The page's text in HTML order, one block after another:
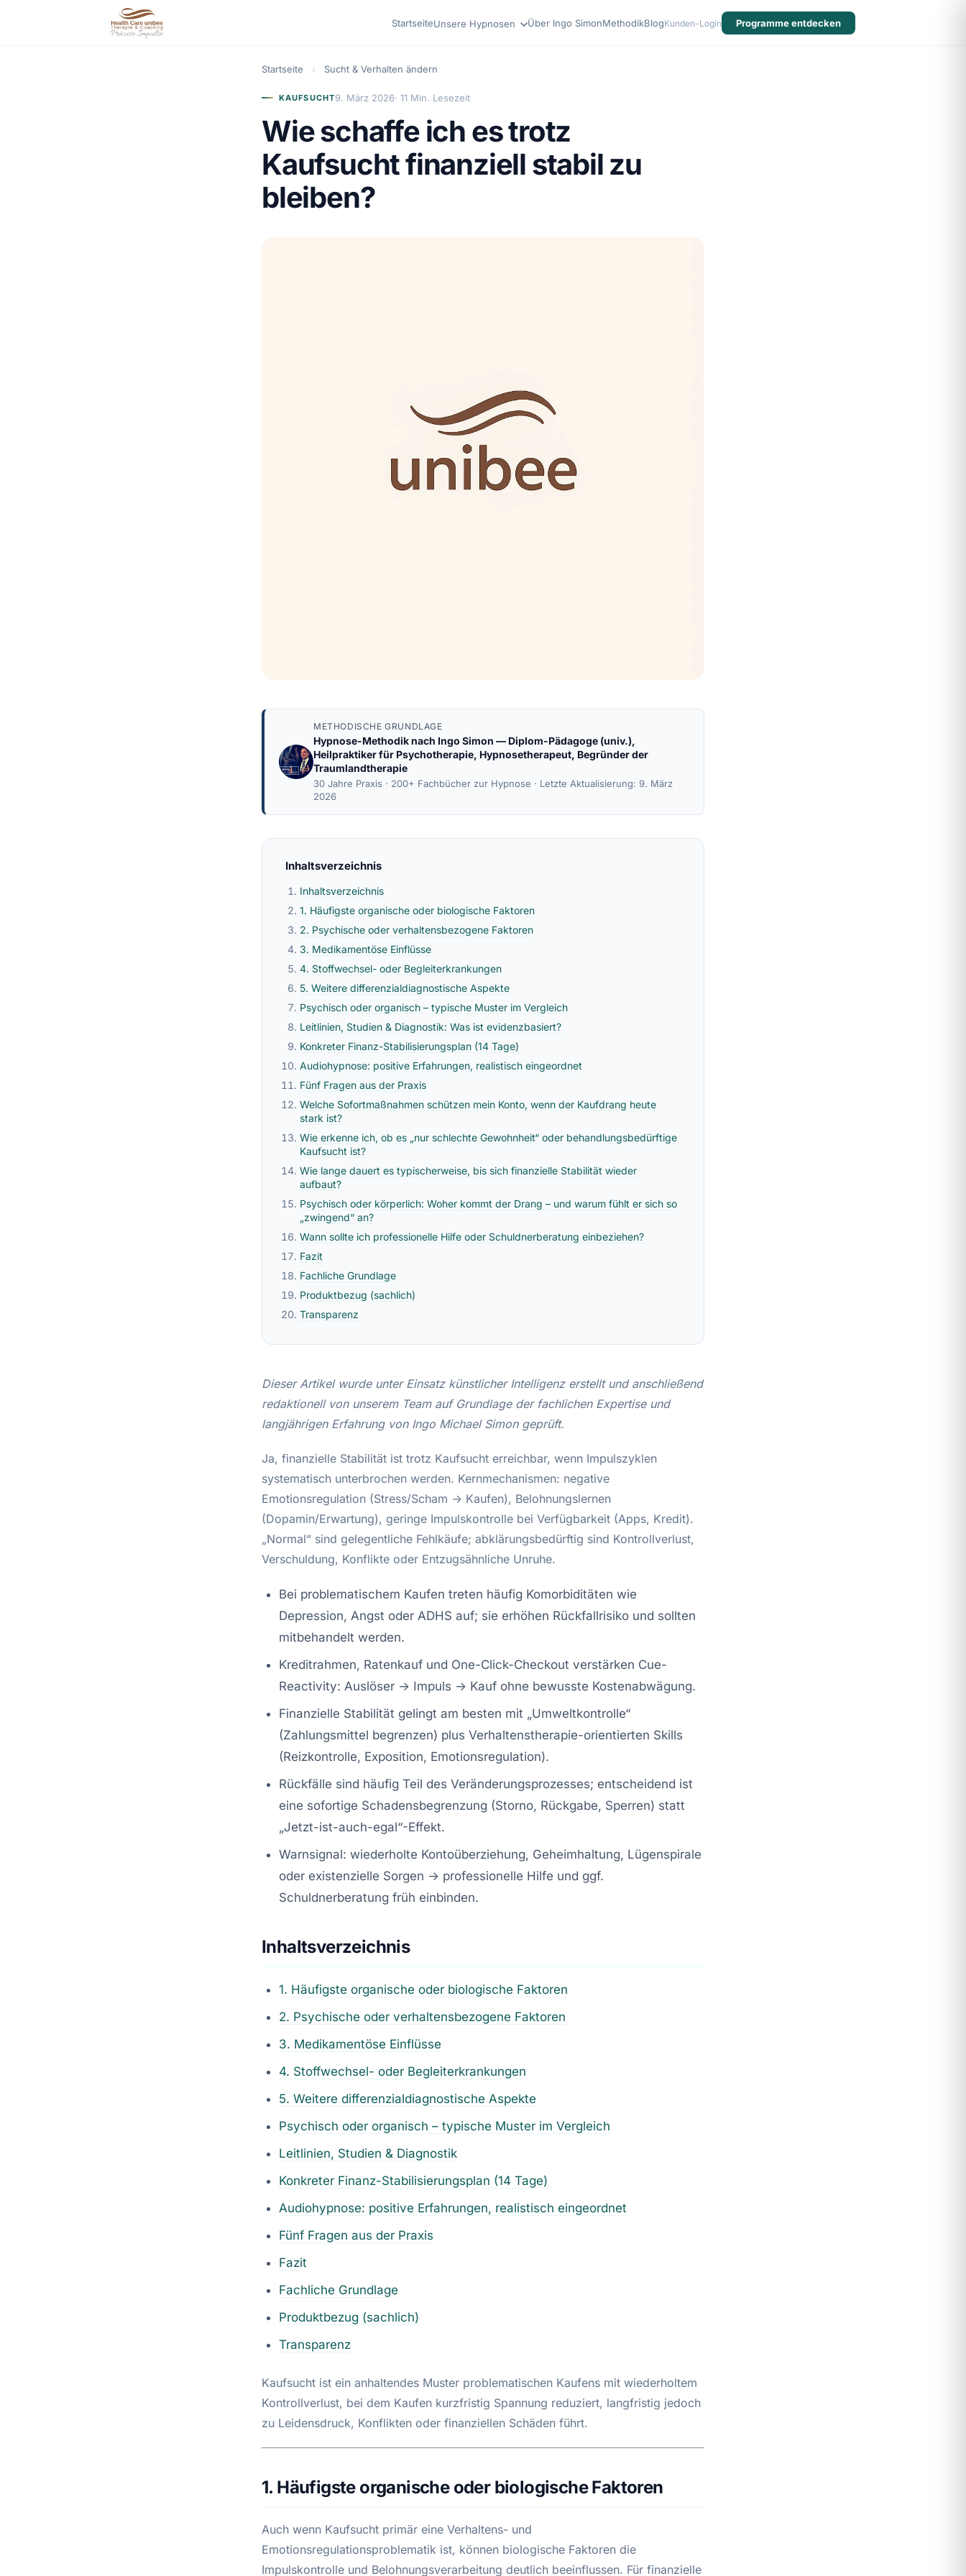
StartseiteUnsere Hypnosen Über Ingo SimonMethodikBlogKunden-Login Programme entdecken
Startseite › Sucht & Verhalten ändern
KAUFSUCHT9. März 2026· 11 Min. Lesezeit
Wie schaffe ich es trotz
Kaufsucht finanziell stabil zu
bleiben?
METHODISCHE GRUNDLAGE
Hypnose-Methodik nach Ingo Simon — Diplom-Pädagoge (univ.),
Heilpraktiker für Psychotherapie, Hypnosetherapeut, Begründer der
Traumlandtherapie
30 Jahre Praxis · 200+ Fachbücher zur Hypnose · Letzte Aktualisierung: 9. März
2026
Inhaltsverzeichnis
Inhaltsverzeichnis
1. Häufigste organische oder biologische Faktoren
2. Psychische oder verhaltensbezogene Faktoren
3. Medikamentöse Einflüsse
4. Stoffwechsel- oder Begleiterkrankungen
5. Weitere differenzialdiagnostische Aspekte
Psychisch oder organisch – typische Muster im Vergleich
Leitlinien, Studien & Diagnostik: Was ist evidenzbasiert?
Konkreter Finanz-Stabilisierungsplan (14 Tage)
Audiohypnose: positive Erfahrungen, realistisch eingeordnet
Fünf Fragen aus der Praxis
Welche Sofortmaßnahmen schützen mein Konto, wenn der Kaufdrang heute
stark ist?
Wie erkenne ich, ob es „nur schlechte Gewohnheit“ oder behandlungsbedürftige
Kaufsucht ist?
Wie lange dauert es typischerweise, bis sich finanzielle Stabilität wieder
aufbaut?
Psychisch oder körperlich: Woher kommt der Drang – und warum fühlt er sich so
„zwingend“ an?
Wann sollte ich professionelle Hilfe oder Schuldnerberatung einbeziehen?
Fazit
Fachliche Grundlage
Produktbezug (sachlich)
Transparenz
Dieser Artikel wurde unter Einsatz künstlicher Intelligenz erstellt und anschließend
redaktionell von unserem Team auf Grundlage der fachlichen Expertise und
langjährigen Erfahrung von Ingo Michael Simon geprüft.
Ja, finanzielle Stabilität ist trotz Kaufsucht erreichbar, wenn Impulszyklen
systematisch unterbrochen werden. Kernmechanismen: negative
Emotionsregulation (Stress/Scham → Kaufen), Belohnungslernen
(Dopamin/Erwartung), geringe Impulskontrolle bei Verfügbarkeit (Apps, Kredit).
„Normal“ sind gelegentliche Fehlkäufe; abklärungsbedürftig sind Kontrollverlust,
Verschuldung, Konflikte oder Entzugsähnliche Unruhe.
Bei problematischem Kaufen treten häufig Komorbiditäten wie
Depression, Angst oder ADHS auf; sie erhöhen Rückfallrisiko und sollten
mitbehandelt werden.
Kreditrahmen, Ratenkauf und One-Click-Checkout verstärken Cue-
Reactivity: Auslöser → Impuls → Kauf ohne bewusste Kostenabwägung.
Finanzielle Stabilität gelingt am besten mit „Umweltkontrolle“
(Zahlungsmittel begrenzen) plus Verhaltenstherapie-orientierten Skills
(Reizkontrolle, Exposition, Emotionsregulation).
Rückfälle sind häufig Teil des Veränderungsprozesses; entscheidend ist
eine sofortige Schadensbegrenzung (Storno, Rückgabe, Sperren) statt
„Jetzt-ist-auch-egal“-Effekt.
Warnsignal: wiederholte Kontoüberziehung, Geheimhaltung, Lügenspirale
oder existenzielle Sorgen → professionelle Hilfe und ggf.
Schuldnerberatung früh einbinden.
Inhaltsverzeichnis
1. Häufigste organische oder biologische Faktoren
2. Psychische oder verhaltensbezogene Faktoren
3. Medikamentöse Einflüsse
4. Stoffwechsel- oder Begleiterkrankungen
5. Weitere differenzialdiagnostische Aspekte
Psychisch oder organisch – typische Muster im Vergleich
Leitlinien, Studien & Diagnostik
Konkreter Finanz-Stabilisierungsplan (14 Tage)
Audiohypnose: positive Erfahrungen, realistisch eingeordnet
Fünf Fragen aus der Praxis
Fazit
Fachliche Grundlage
Produktbezug (sachlich)
Transparenz
Kaufsucht ist ein anhaltendes Muster problematischen Kaufens mit wiederholtem
Kontrollverlust, bei dem Kaufen kurzfristig Spannung reduziert, langfristig jedoch
zu Leidensdruck, Konflikten oder finanziellen Schäden führt.
1. Häufigste organische oder biologische Faktoren
Auch wenn Kaufsucht primär eine Verhaltens- und
Emotionsregulationsproblematik ist, können biologische Faktoren die
Impulskontrolle und Belohnungsverarbeitung deutlich beeinflussen. Für finanzielle